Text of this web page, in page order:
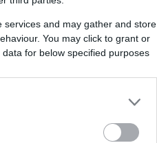
services and may gather and store
You may click to grant or
for below specified purposes
στην